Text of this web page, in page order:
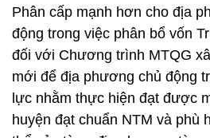
Phân cấp mạnh hơn cho địa
động trong việc phân bổ vốn
đối với Chương trình MTQG
mới để địa phương chủ động
lực nhằm thực hiện đạt được
huyện đạt chuẩn NTM và phù